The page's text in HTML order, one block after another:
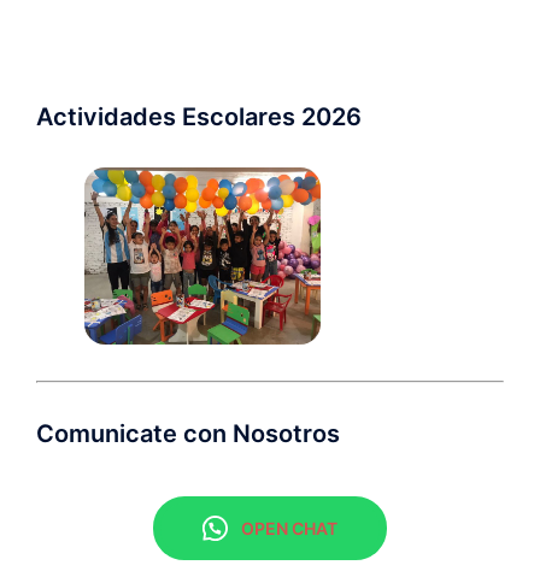
Actividades Escolares 2026 ​
Comunicate con Nosotros
OPEN CHAT